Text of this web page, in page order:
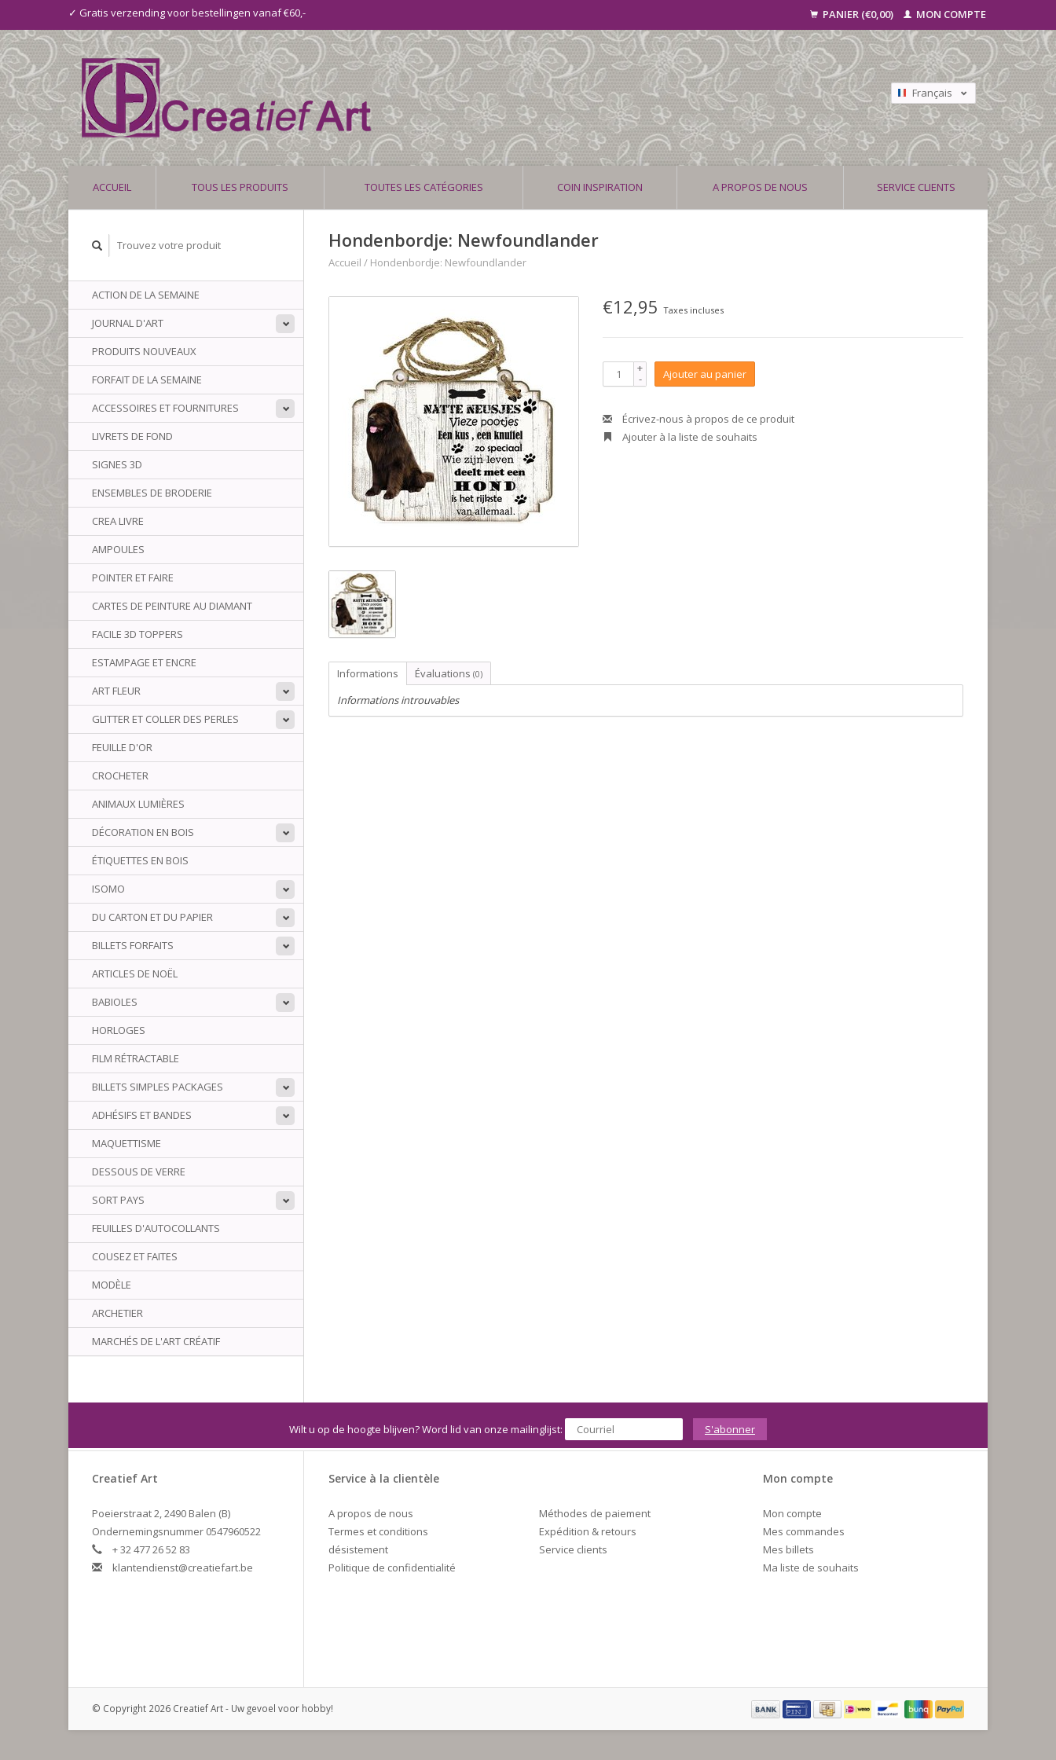
✓ Gratis verzending voor bestellingen vanaf €60,- PANIER (€0,00) MON COMPTE
Français
Nederlands
Deutsch
ACCUEIL TOUS LES PRODUITS TOUTES LES CATÉGORIES COIN INSPIRATION A PROPOS DE NOUS SERVICE CLIENTS
ACTION DE LA SEMAINE
JOURNAL D'ART
PRODUITS NOUVEAUX
FORFAIT DE LA SEMAINE
ACCESSOIRES ET FOURNITURES
LIVRETS DE FOND
SIGNES 3D
ENSEMBLES DE BRODERIE
CREA LIVRE
AMPOULES
POINTER ET FAIRE
CARTES DE PEINTURE AU DIAMANT
FACILE 3D TOPPERS
ESTAMPAGE ET ENCRE
ART FLEUR
GLITTER ET COLLER DES PERLES
FEUILLE D'OR
CROCHETER
ANIMAUX LUMIÈRES
DÉCORATION EN BOIS
ÉTIQUETTES EN BOIS
ISOMO
DU CARTON ET DU PAPIER
BILLETS FORFAITS
ARTICLES DE NOËL
BABIOLES
HORLOGES
FILM RÉTRACTABLE
BILLETS SIMPLES PACKAGES
ADHÉSIFS ET BANDES
MAQUETTISME
DESSOUS DE VERRE
SORT PAYS
FEUILLES D'AUTOCOLLANTS
COUSEZ ET FAITES
MODÈLE
ARCHETIER
MARCHÉS DE L'ART CRÉATIF
Hondenbordje: Newfoundlander
Accueil / Hondenbordje: Newfoundlander
€12,95Taxes incluses
+
- Ajouter au panier
Écrivez-nous à propos de ce produit
Ajouter à la liste de souhaits
Informations Évaluations (0)
Informations introuvables
Wilt u op de hoogte blijven? Word lid van onze mailinglijst: S'abonner
Creatief Art
Poeierstraat 2, 2490 Balen (B)
Ondernemingsnummer 0547960522
+ 32 477 26 52 83
klantendienst@creatiefart.be
Service à la clientèle
A propos de nous
Termes et conditions
désistement
Politique de confidentialité
Méthodes de paiement
Expédition & retours
Service clients
Mon compte
Mon compte
Mes commandes
Mes billets
Ma liste de souhaits
© Copyright 2026 Creatief Art - Uw gevoel voor hobby!